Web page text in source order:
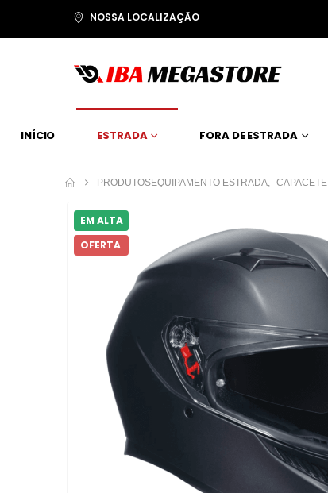
NOSSA LOCALIZAÇÃO
INÍCIO ESTRADA FORA DE ESTRADA
PRODUTOSEQUIPAMENTO ESTRADA, CAPACETE
EM ALTA
OFERTA